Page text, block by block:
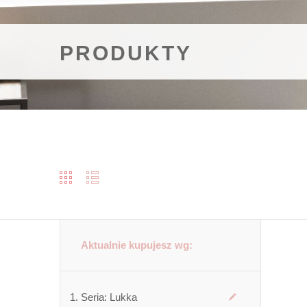
PRODUKTY
Aktualnie kupujesz wg:
Seria: Lukka